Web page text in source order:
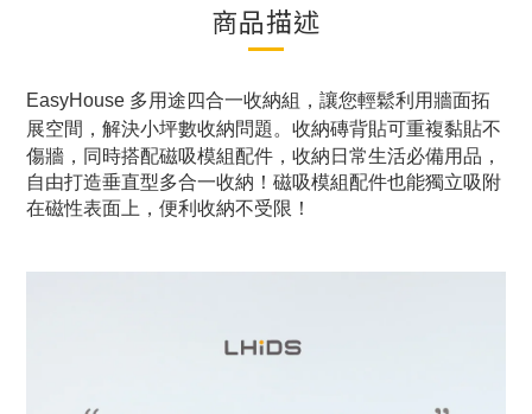
商品描述
EasyHouse 多用途四合一收納組，讓您輕鬆利用牆面拓
展空間，解決小坪數收納問題。收納磚背貼可重複黏貼不
傷牆，同時搭配磁吸模組配件，收納日常生活必備用品，
自由打造垂直型多合一收納！ 磁吸模組配件也能獨立吸附
在磁性表面上，便利收納不受限！